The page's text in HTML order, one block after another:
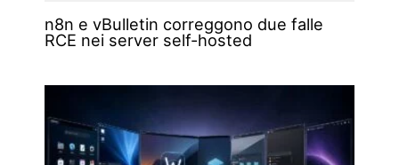
n8n e vBulletin correggono due falle
RCE nei server self-hosted